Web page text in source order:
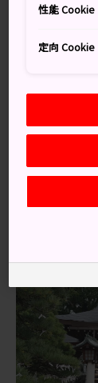
交通方式
計程車前往。
從新山口站
小時即可抵
松陰神社。
分鐘）前往
性能 Cookie
定向 Cookie